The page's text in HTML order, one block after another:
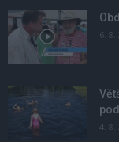
6. 8.
4. 8.